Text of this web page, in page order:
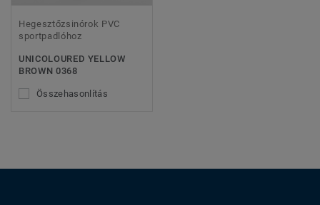
Hegesztőzsinórok PVC
sportpadlóhoz
UNICOLOURED YELLOW
BROWN 0368
Összehasonlítás